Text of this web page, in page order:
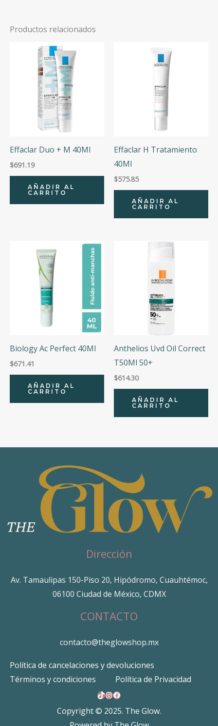
Productos relacionados
Effaclar Duo + M 40Ml
$691.19
AÑADIR AL
CARRITO
Effaclar H Tratamiento
40Ml
$575.85
AÑADIR AL
CARRITO
Biology Ac Perfect 40Ml
$671.41
AÑADIR AL
CARRITO
Anthelios Uvd Oil Correct
T50Ml 50+
$614.30
AÑADIR AL
CARRITO
Dirección
Av. Tamaulipas 150-Piso 20, Hipódromo, Cuauhtémoc,
06100 Ciudad de México, CDMX
CONTACTO
contacto@theglowshop.mx
Política de cancelaciones y devoluciones
Términos y condiciones
Política de Privacidad
TikTok
Instagram
Facebook
Copyright © 2025. The Glow.